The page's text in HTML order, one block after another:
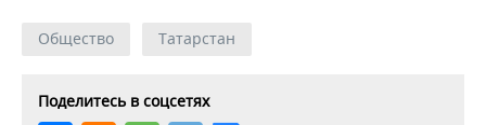
Общество Татарстан
Поделитесь в соцсетях